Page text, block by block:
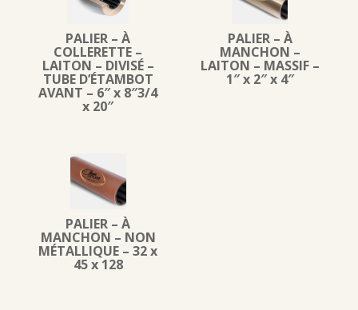
PALIER – À
COLLERETTE –
LAITON – DIVISÉ –
TUBE D’ÉTAMBOT
AVANT – 6″ x 8″3/4
x 20″
PALIER – À
MANCHON –
LAITON – MASSIF –
1″ x 2″ x 4″
PALIER – À
MANCHON – NON
MÉTALLIQUE – 32 x
45 x 128